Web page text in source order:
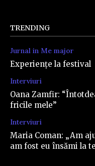
TRENDING
Jurnal in Me major
Experiențe la festival
Interviuri
Oana Zamfir:
fricile mele”
Interviuri
Maria Coman: „Am
am fost eu însămi la